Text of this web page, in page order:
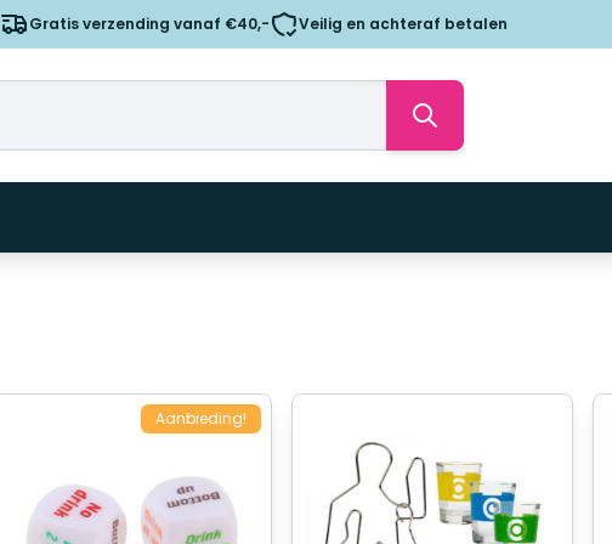
Gratis verzending vanaf €40,- Veilig en achteraf betalen
Aanbieding!